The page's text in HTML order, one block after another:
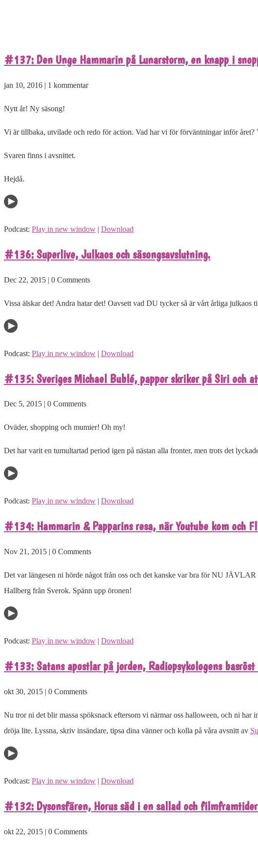
#137: Den Unge Hammarin på Lunarstorm, en knapp i
jan 10, 2016 | 1 kommentar
Nytt år! Ny säsong!
Vi är tillbaka, utvilade och redo för action. Vad har vi för förväntningar inför
Svaren finns i avsnittet.
Hejdå.
Podcast: Play in new window | Download
#136: Superlive, Julkaos och säsongsavslutning.
Dec 22, 2015 | 0 Comments
Vissa älskar det! Andra hatar det! Oavsett vad DU tycker så är vårt årliga julkaos
Podcast: Play in new window | Download
#135: Sveriges Michael Bublé, pappor skriker på Siri och
Dec 5, 2015 | 0 Comments
Oväder, shopping och mumier! Oh my!
Det har varit en tumultartad period igen på nästan alla fronter, men trots det
Podcast: Play in new window | Download
#134: Hammarin & Papparins resa, när Youtube kom och
Nov 21, 2015 | 0 Comments
Det var längesen ni hörde något från oss och det kanske var bra för NU
Hallberg från Sverok. Spänn upp öronen!
Podcast: Play in new window | Download
#133: Satans apostlar på jorden, Radiopsykologens
okt 30, 2015 | 0 Comments
Nu tror ni det blir massa spöksnack eftersom vi närmar oss halloween, och ni
dröja lite. Lyssna, skriv insändare, tipsa dina vänner och kolla på våra avsnitt av
Podcast: Play in new window | Download
#132: Dysonsfären, Horus säd i en sallad och
okt 22, 2015 | 0 Comments